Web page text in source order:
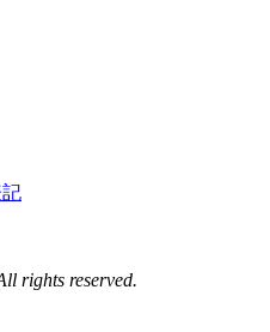
rights reserved.